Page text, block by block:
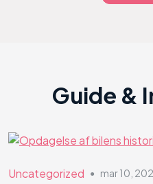
Guide &
Uncategorized ● mar 10,